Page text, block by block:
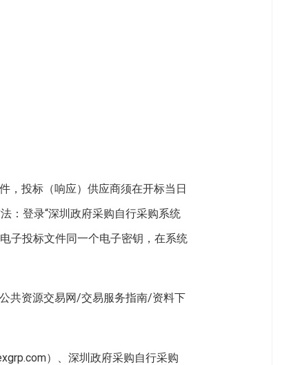
，投标（响应）供应商须在开标当日
：登录“深圳政府采购自行采购系统
子投标文件同一个电子密钥，在系统
共资源交易网/交易服务指南/资料下
）、深圳政府采购自行采购